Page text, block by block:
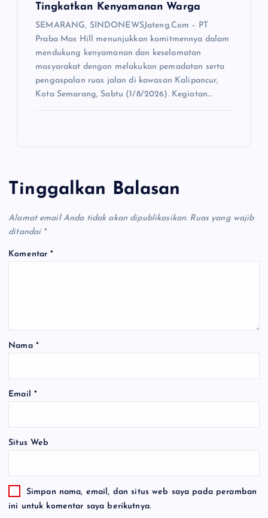
Tingkatkan Kenyamanan Warga
SEMARANG, SINDONEWSJateng.Com – PT
Praba Mas Hill menunjukkan komitmennya dalam
mendukung kenyamanan dan keselamatan
masyarakat dengan melakukan pemadatan serta
pengaspalan ruas jalan di kawasan Kalipancur,
Kota Semarang, Sabtu (1/8/2026). Kegiatan…
Tinggalkan Balasan
Alamat email Anda tidak akan dipublikasikan. Ruas yang wajib
ditandai *
Komentar*
Nama *
Email *
Situs Web
Simpan nama, email, dan situs web saya pada peramban
ini untuk komentar saya berikutnya.